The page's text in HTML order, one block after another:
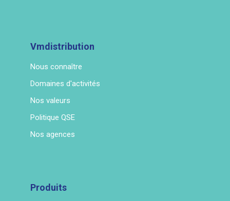
Vmdistribution
Nous connaître
Domaines d'activités
Nos valeurs
Politique QSE
Nos agences
Produits